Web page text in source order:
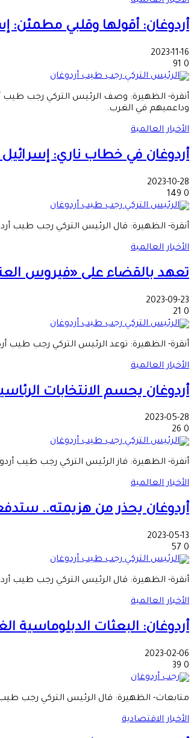
أردوغان: أقولها وقلبي مطمئن:
2023-11-16
0
أنقرة- الظهيرة: وصف الرئيس التركي رجب طيب
وداعميهم في الغرب.
الأخبار العالمية
أردوغان في خطاب ناري:
2023-10-28
0
أنقرة- الظهيرة: قال الرئيس التركي رجب طيب
الأخبار العالمية
تعهد بالقضاء على «فيروس
2023-09-23
0
أنقرة- الظهيرة: توعد الرئيس التركي رجب طيب
الأخبار العالمية
أردوغان يحسم الانتخابات
2023-05-28
0
أنفرة- الظهيرة: فاز الرئيس التركي رجب طيب أردوغان بولاية ثالثة جديدة مدتها 5 سنوات،
الأخبار العالمية
أردوغان يحذر من هزيمته..
2023-05-13
0
أنقرة- الظهيرة: قال الرئيس التركي رجب طيب
الأخبار العالمية
أردوغان: البعثات الدبلوماسية
2023-02-06
0
متابعات- الظهيرة: قال الرئيس التركي رجب طيب
الأخبار الاقتصادية